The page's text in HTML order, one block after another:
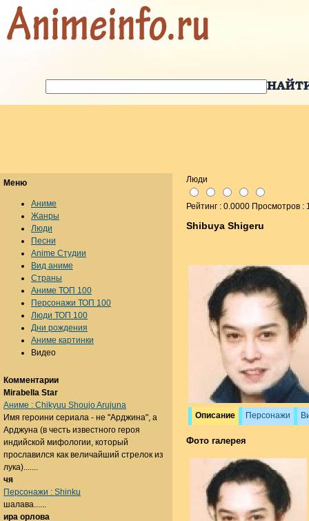
Люди
Рейтинг : 0.0000 Просмотров :
Shibuya Shigeru
Описание Персонажи
Фото галерея
Меню
Аниме
Жанры
Люди
Песни
Anime Студии
Вид аниме
Страны
Аниме ТОП 100
Персонажи ТОП 100
Люди ТОП 100
Дни рождения
Аниме картинки
Видео
Комментарии
Mirabella Star
Аниме : Chikyuu Shoujo Arujuna
Имя героини сериала - не "Арджина", а
Арджуна (в честь известного героя
индийской мифологии, который
прославился как величайший стрелок из
лука).......
чя
Персонажи : Shinku
шалава......
ира орлова